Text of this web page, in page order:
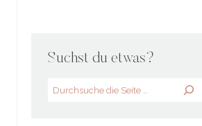
Suchst du etwas?
Search